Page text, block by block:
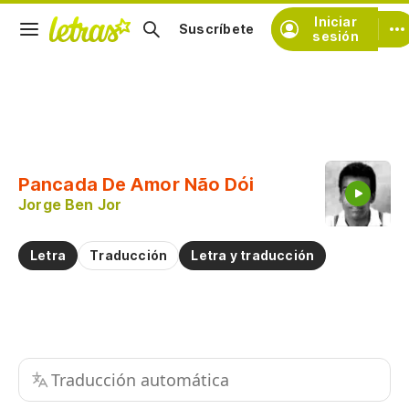
Iniciar
sesión
Suscríbete
Pancada De Amor Não Dói
Jorge Ben Jor
Letra Traducción Letra y traducción
Traducción automática
Practicar la pronunciación de